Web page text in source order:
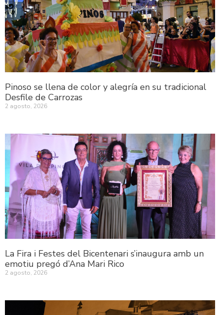
Pinoso se llena de color y alegría en su tradicional
Desfile de Carrozas
2 agosto, 2026
La Fira i Festes del Bicentenari s’inaugura amb un
emotiu pregó d’Ana Mari Rico
2 agosto, 2026